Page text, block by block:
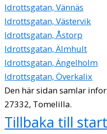
Idrottsgatan, Vännäs
Idrottsgatan, Västervik
Idrottsgatan, Åstorp
Idrottsgatan, Älmhult
Idrottsgatan, Ängelholm
Idrottsgatan, Överkalix
Den här sidan samlar
27332, Tomelilla.
Tillbaka till